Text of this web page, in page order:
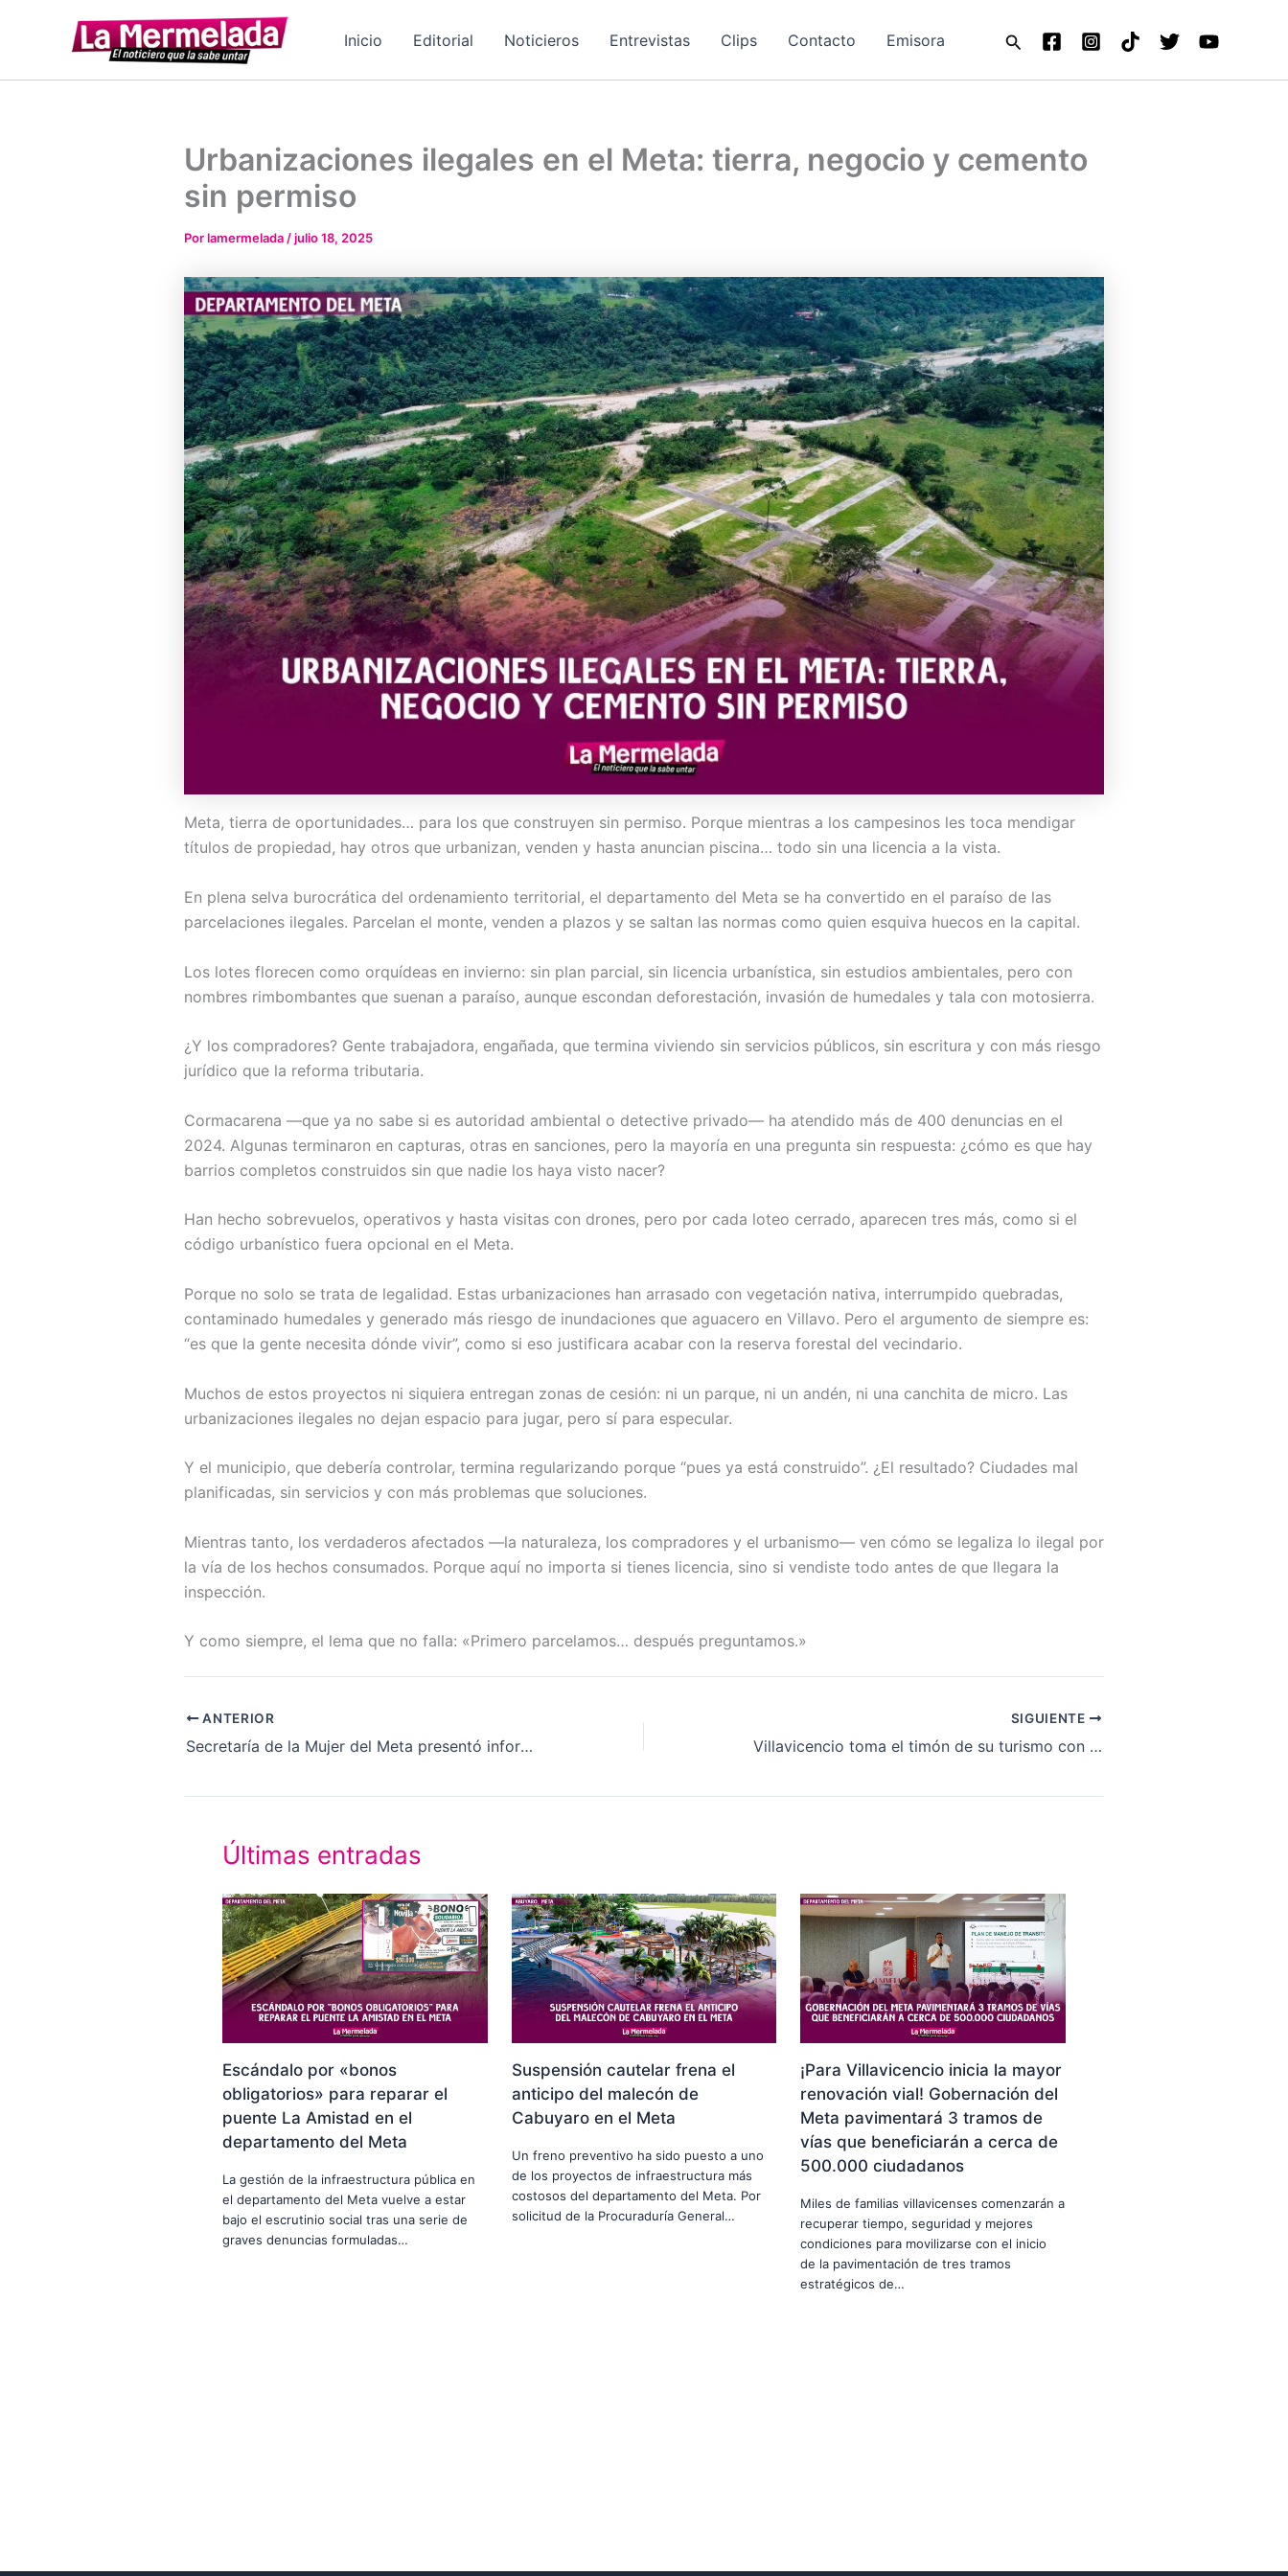
Inicio Editorial Noticieros Entrevistas Clips Contacto Emisora Buscar
Urbanizaciones ilegales en el Meta: tierra, negocio y cemento
sin permiso
Porlamermelada/julio 18, 2025
Meta, tierra de oportunidades… para los que construyen sin permiso. Porque mientras a los campesinos les toca mendigar
títulos de propiedad, hay otros que urbanizan, venden y hasta anuncian piscina… todo sin una licencia a la vista.
En plena selva burocrática del ordenamiento territorial, el departamento del Meta se ha convertido en el paraíso de las
parcelaciones ilegales. Parcelan el monte, venden a plazos y se saltan las normas como quien esquiva huecos en la capital.
Los lotes florecen como orquídeas en invierno: sin plan parcial, sin licencia urbanística, sin estudios ambientales, pero con
nombres rimbombantes que suenan a paraíso, aunque escondan deforestación, invasión de humedales y tala con motosierra.
¿Y los compradores? Gente trabajadora, engañada, que termina viviendo sin servicios públicos, sin escritura y con más riesgo
jurídico que la reforma tributaria.
Cormacarena —que ya no sabe si es autoridad ambiental o detective privado— ha atendido más de 400 denuncias en el
2024. Algunas terminaron en capturas, otras en sanciones, pero la mayoría en una pregunta sin respuesta: ¿cómo es que hay
barrios completos construidos sin que nadie los haya visto nacer?
Han hecho sobrevuelos, operativos y hasta visitas con drones, pero por cada loteo cerrado, aparecen tres más, como si el
código urbanístico fuera opcional en el Meta.
Porque no solo se trata de legalidad. Estas urbanizaciones han arrasado con vegetación nativa, interrumpido quebradas,
contaminado humedales y generado más riesgo de inundaciones que aguacero en Villavo. Pero el argumento de siempre es:
“es que la gente necesita dónde vivir”, como si eso justificara acabar con la reserva forestal del vecindario.
Muchos de estos proyectos ni siquiera entregan zonas de cesión: ni un parque, ni un andén, ni una canchita de micro. Las
urbanizaciones ilegales no dejan espacio para jugar, pero sí para especular.
Y el municipio, que debería controlar, termina regularizando porque “pues ya está construido”. ¿El resultado? Ciudades mal
planificadas, sin servicios y con más problemas que soluciones.
Mientras tanto, los verdaderos afectados —la naturaleza, los compradores y el urbanismo— ven cómo se legaliza lo ilegal por
la vía de los hechos consumados. Porque aquí no importa si tienes licencia, sino si vendiste todo antes de que llegara la
inspección.
Y como siempre, el lema que no falla: «Primero parcelamos… después preguntamos.»
ANTERIOR
Secretaría de la Mujer del Meta presentó informe ante la Asamblea: Más de 4.300 beneficiados en prevención y acompañamiento
SIGUIENTE
Villavicencio toma el timón de su turismo con nuevo Consejo Local
Últimas entradas
Escándalo por «bonos
obligatorios» para reparar el
puente La Amistad en el
departamento del Meta
La gestión de la infraestructura pública en
el departamento del Meta vuelve a estar
bajo el escrutinio social tras una serie de
graves denuncias formuladas…
Suspensión cautelar frena el
anticipo del malecón de
Cabuyaro en el Meta
Un freno preventivo ha sido puesto a uno
de los proyectos de infraestructura más
costosos del departamento del Meta. Por
solicitud de la Procuraduría General…
¡Para Villavicencio inicia la mayor
renovación vial! Gobernación del
Meta pavimentará 3 tramos de
vías que beneficiarán a cerca de
500.000 ciudadanos
Miles de familias villavicenses comenzarán a
recuperar tiempo, seguridad y mejores
condiciones para movilizarse con el inicio
de la pavimentación de tres tramos
estratégicos de…